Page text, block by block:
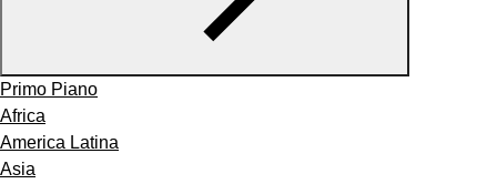
Primo Piano
Africa
America Latina
Asia